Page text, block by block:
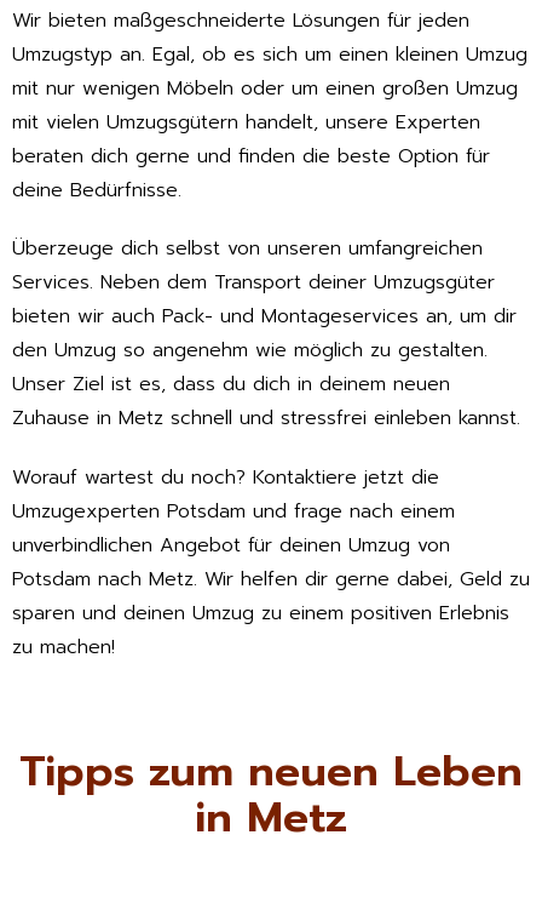
Wir bieten maßgeschneiderte Lösungen für jeden
Umzugstyp an. Egal, ob es sich um einen kleinen Umzug
mit nur wenigen Möbeln oder um einen großen Umzug
mit vielen Umzugsgütern handelt, unsere Experten
beraten dich gerne und finden die beste Option für
deine Bedürfnisse.
Überzeuge dich selbst von unseren umfangreichen
Services. Neben dem Transport deiner Umzugsgüter
bieten wir auch Pack- und Montageservices an, um dir
den Umzug so angenehm wie möglich zu gestalten.
Unser Ziel ist es, dass du dich in deinem neuen
Zuhause in Metz schnell und stressfrei einleben kannst.
Worauf wartest du noch? Kontaktiere jetzt die
Umzugexperten Potsdam und frage nach einem
unverbindlichen Angebot für deinen Umzug von
Potsdam nach Metz. Wir helfen dir gerne dabei, Geld zu
sparen und deinen Umzug zu einem positiven Erlebnis
zu machen!
Tipps zum neuen Leben
in Metz